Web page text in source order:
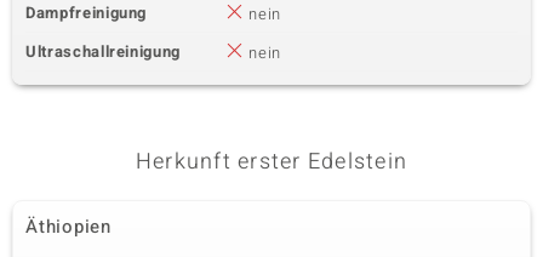
Dampfreinigung
nein
Ultraschallreinigung
nein
Herkunft erster Edelstein
Äthiopien